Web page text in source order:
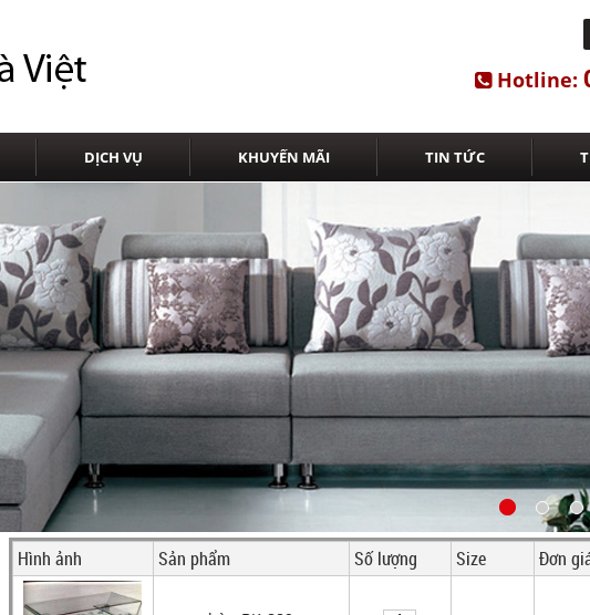
Hotline:
DỊCH VỤ KHUYẾN MÃI TIN TỨC
Hình ảnh Sản phẩm Số lượng Size Đơn